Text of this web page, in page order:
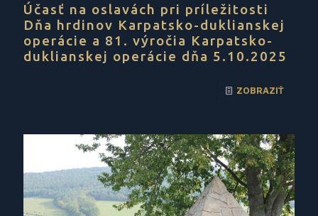
Účasť na oslavách pri príležitosti
Dňa hrdinov Karpatsko-duklianskej
operácie a 81. výročia Karpatsko-
duklianskej operácie dňa 5.10.2025
ZOBRAZIŤ